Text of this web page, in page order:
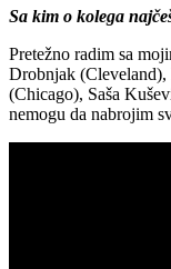
Sa kim o kolega
Pretežno radim sa
Drobnjak
(Chicago), Saša
nemogu da nabrojim